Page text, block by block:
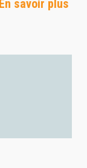
En savoir plus